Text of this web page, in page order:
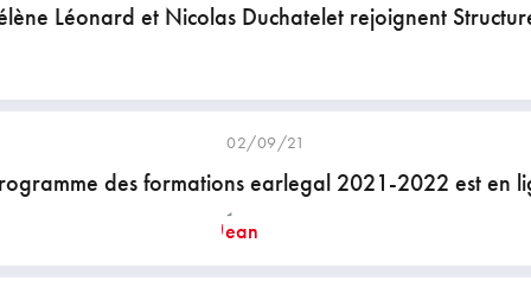
Léonard et Nicolas Duchatelet rejoignent
02/09/21
des formations earlegal 2021-2022 est en